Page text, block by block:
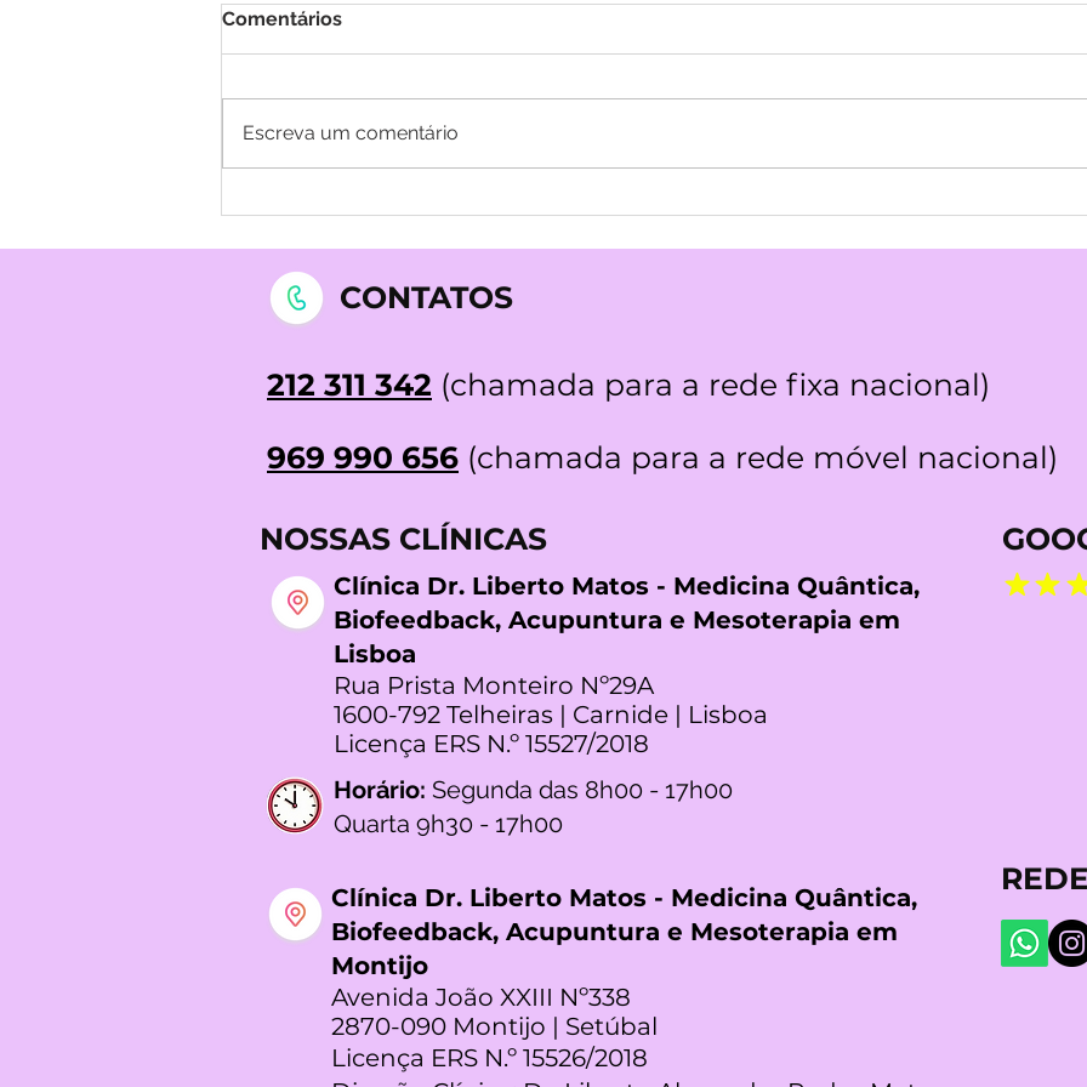
Nódulos da Tireoide
desapareceram!
Quântica em Lisboa e
Comentários
Escreva um comentário
CONTATOS
212 311 342 (chamada para a rede fixa nacional)
969 990 656 (chamada para a rede móvel nacional)
NOSSAS CLÍNICAS
Clínica Dr. Liberto Matos - Medicina Quântica,
Biofeedback, Acupuntura e Mesoterapia em
Lisboa
Rua Prista Monteiro Nº29A
1600-792 Telheiras | Carnide | Lisboa
Licença ERS N.º 15527/2018
Horário: Segunda das 8h00 - 17h00
Quarta 9h30 - 17h00
Clínica Dr. Liberto Matos - Medicina Quântica,
Biofeedback, Acupuntura e Mesoterapia em
Montijo
Avenida João XXIII Nº338
2870-090 Montijo | Setúbal
Licença ERS N.º 15526/2018